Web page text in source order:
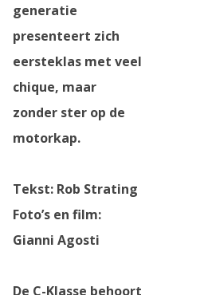
generatie
presenteert zich
eersteklas met veel
chique, maar
zonder ster op de
motorkap.
Tekst: Rob Strating
Foto’s en film:
Gianni Agosti
De C-Klasse behoort